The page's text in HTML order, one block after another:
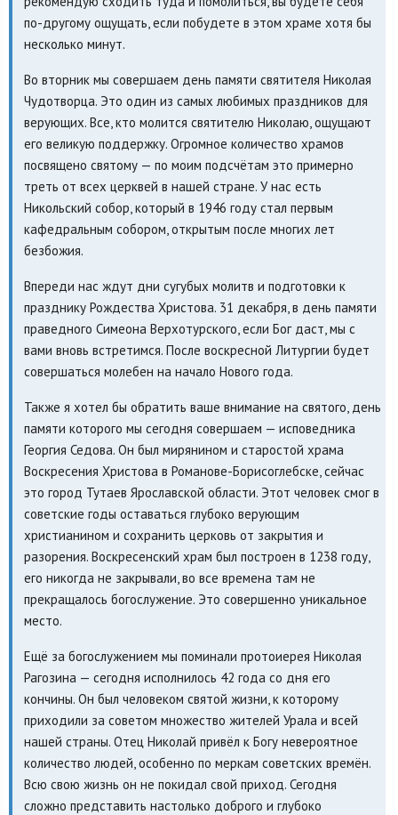
по-другому ощущать, если побудете в этом храме хотя бы
несколько минут.
Во вторник мы совершаем день памяти святителя Николая
Чудотворца. Это один из самых любимых праздников для
верующих. Все, кто молится святителю Николаю, ощущают
его великую поддержку. Огромное количество храмов
посвящено святому — по моим подсчётам это примерно
треть от всех церквей в нашей стране. У нас есть
Никольский собор, который в 1946 году стал первым
кафедральным собором, открытым после многих лет
безбожия.
Впереди нас ждут дни сугубых молитв и подготовки к
празднику Рождества Христова. 31 декабря, в день памяти
праведного Симеона Верхотурского, если Бог даст, мы с
вами вновь встретимся. После воскресной Литургии будет
совершаться молебен на начало Нового года.
Также я хотел бы обратить ваше внимание на святого, день
памяти которого мы сегодня совершаем — исповедника
Георгия Седова. Он был мирянином и старостой храма
Воскресения Христова в Романове-Борисоглебске, сейчас
это город Тутаев Ярославской области. Этот человек смог в
советские годы оставаться глубоко верующим
христианином и сохранить церковь от закрытия и
разорения. Воскресенский храм был построен в 1238 году,
его никогда не закрывали, во все времена там не
прекращалось богослужение. Это совершенно уникальное
место.
Ещё за богослужением мы поминали протоиерея Николая
Рагозина — сегодня исполнилось 42 года со дня его
кончины. Он был человеком святой жизни, к которому
приходили за советом множество жителей Урала и всей
нашей страны. Отец Николай привёл к Богу невероятное
количество людей, особенно по меркам советских времён.
Всю свою жизнь он не покидал свой приход. Сегодня
сложно представить настолько доброго и глубоко